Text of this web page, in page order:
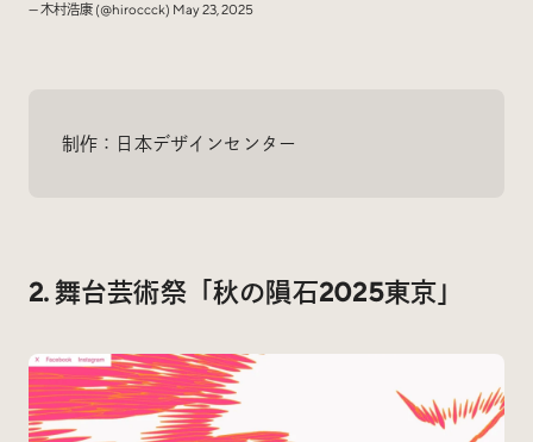
— 木村浩康 (@hiroccck) May 23, 2025
制作：日本デザインセンター
2. 舞台芸術祭「秋の隕石2025東京」